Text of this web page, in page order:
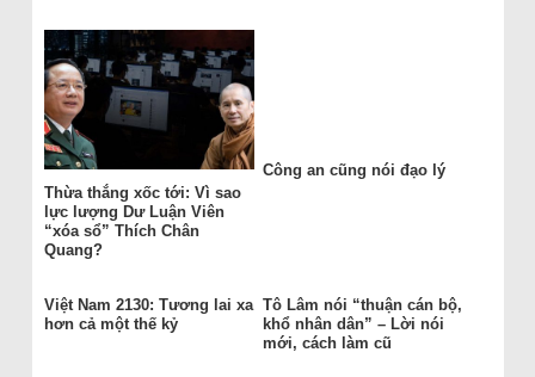
Thừa thắng xốc tới: Vì sao
lực lượng Dư Luận Viên
“xóa sổ” Thích Chân
Quang?
Công an cũng nói đạo lý
Việt Nam 2130: Tương lai xa
hơn cả một thế kỷ
Tô Lâm nói “thuận cán bộ,
khổ nhân dân” – Lời nói
mới, cách làm cũ